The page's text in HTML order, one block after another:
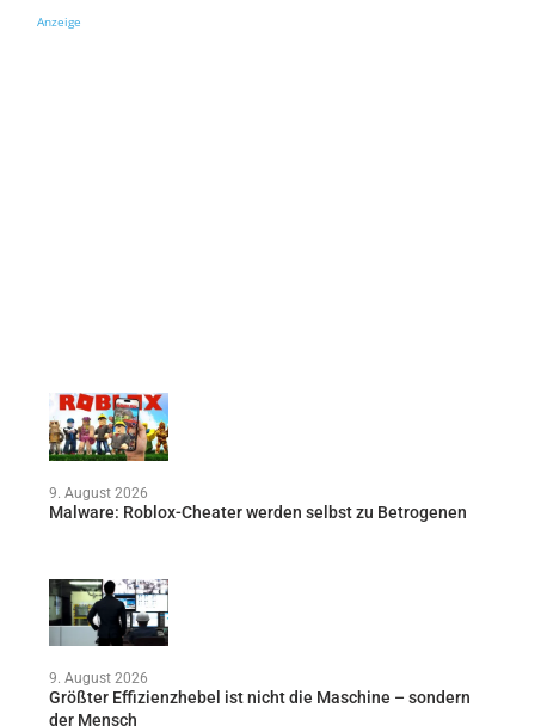
Anzeige
9. August 2026
Malware: Roblox-Cheater werden selbst zu Betrogenen
9. August 2026
Größter Effizienzhebel ist nicht die Maschine – sondern
der Mensch